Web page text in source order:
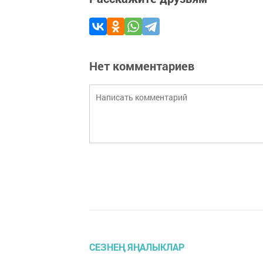
Нет комментариев
СЕЗНЕҢ ЯҢАЛЫКЛАР